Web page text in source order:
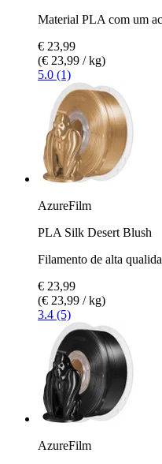
Material PLA com um
€ 23,99
(€ 23,99 / kg)
5.0 (1)
AzureFilm
PLA Silk Desert Blush
Filamento de alta
€ 23,99
(€ 23,99 / kg)
3.4 (5)
AzureFilm